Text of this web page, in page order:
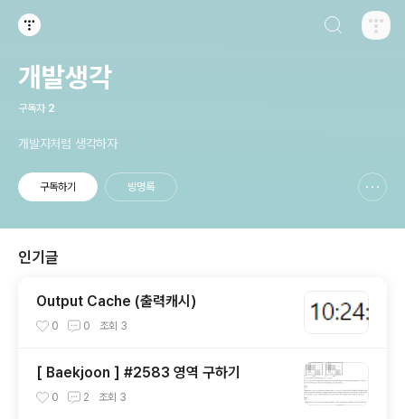
개발생각
구독자 2
개발자처럼 생각하자
구독하기 방명록
인기글
Output Cache (출력캐시)
0 0 조회 3
[ Baekjoon ] #2583 영역 구하기
0 2 조회 3